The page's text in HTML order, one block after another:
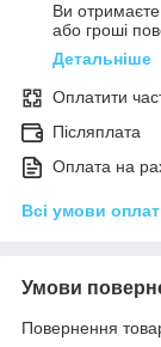
Ви
або гроші
Детальніше
Оплатити
Післяплата
Оплата на
Всі умови
Умови
Повернення